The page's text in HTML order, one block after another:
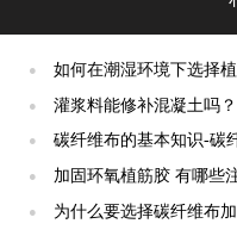
● 如何在潮湿环境下选择
● 灌浆料能修补混凝土吗？
● 碳纤维布的基本知识-碳
● 加固环氧植筋
● 为什么要选择碳纤维布加